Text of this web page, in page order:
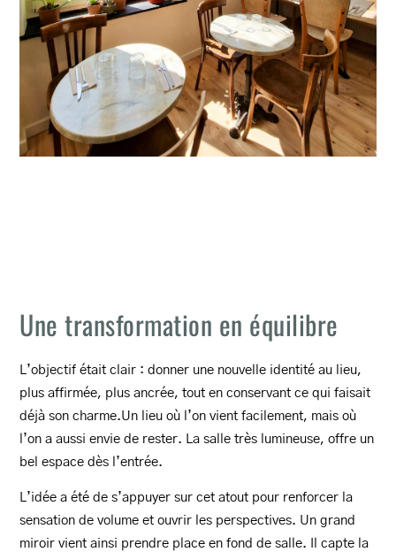
Une transformation en équilibre
L’objectif était clair : donner une nouvelle identité au lieu,
plus affirmée, plus ancrée, tout en conservant ce qui faisait
déjà son charme.Un lieu où l’on vient facilement, mais où
l’on a aussi envie de rester. La salle très lumineuse, offre un
bel espace dès l’entrée.
L’idée a été de s’appuyer sur cet atout pour renforcer la
sensation de volume et ouvrir les perspectives. Un grand
miroir vient ainsi prendre place en fond de salle. Il capte la